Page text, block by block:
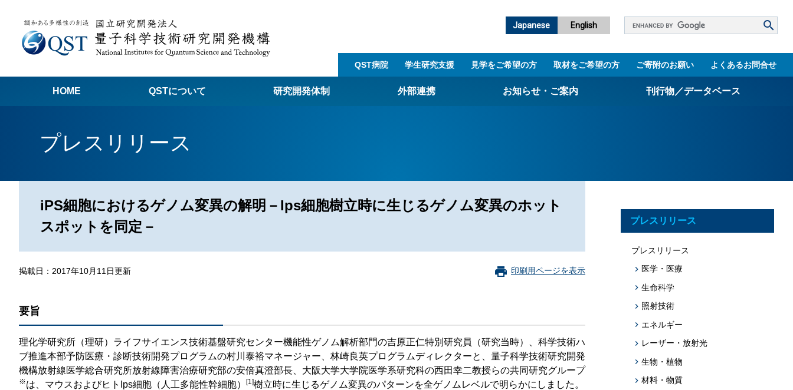
Japanese English
Google
ス
QST病院 学生研究支援​ 見学をご希望の方 取材をご希望の方 ご寄附のお願い よくあるお問合せ
HOME QSTについて
個人情報関連の情報
利益相反マネジメント規程
研究開発体制
量子医科学研究所
QST革新プロジェクト
本部
外部連携
SIP第3期「先進的量子技術基盤の社会課題への応用促
お知らせ・ご案内 刊行物／データベース
技術シーズ集／知財マップ
プログラム・データベース成果物一覧
学術機関リポジトリQST-Repository
プレスリリース
iPS細胞におけるゲノム変異の解明－Ips細胞樹立時に生じるゲノム変異のホット
スポットを同定－
掲載日：2017年10月11日更新 印刷用ページを表示
要旨
理化学研究所（理研）ライフサイエンス技術基盤研究センター機能性ゲノム解析部門の吉原正仁特別研究員（研究当時）、科学技術ハ
ブ推進本部予防医療・診断技術開発プログラムの村川泰裕マネージャー、林崎良英プログラムディレクターと、量子科学技術研究開発
機構放射線医学総合研究所放射線障害治療研究部の安倍真澄部長、大阪大学大学院医学系研究科の西田幸二教授らの共同研究グループ
※は、マウスおよびヒトIps細胞（人工多能性幹細胞） [1]樹立時に生じるゲノム変異のパターンを全ゲノムレベルで明らかにしました。
プレスリリース
プレスリリース
医学・医療
生命科学
照射技術
エネルギー
レーザー・放射光
生物・植物
材料・物質